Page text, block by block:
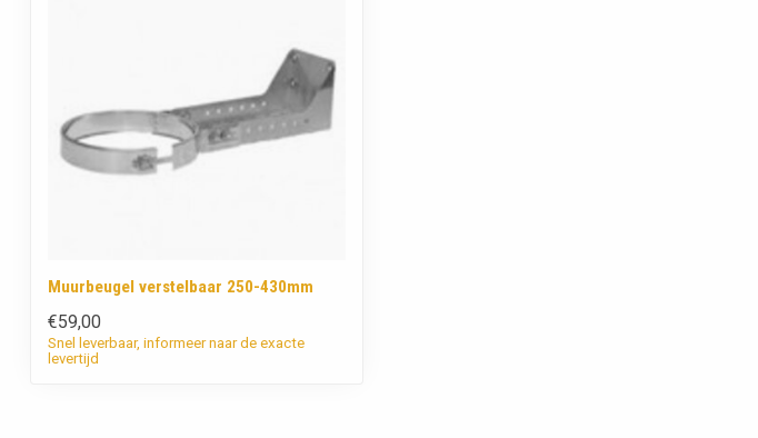
Muurbeugel verstelbaar 250-430mm
€59,00
Snel leverbaar, informeer naar de exacte
levertijd